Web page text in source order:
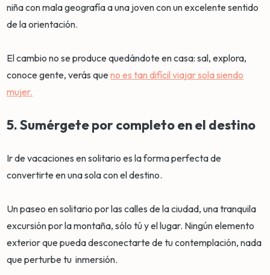
niña con mala geografía a una joven con un excelente sentido
de la orientación.
El cambio no se produce quedándote en casa: sal, explora,
conoce gente, verás queno es tan difícil viajar sola siendo
mujer.
5. Sumérgete por completo en el destino
Ir de vacaciones en solitario es la forma perfecta de
convertirte en una sola con el destino.
Un paseo en solitario por las calles de la ciudad, una tranquila
excursión por la montaña, sólo tú y el lugar. Ningún elemento
exterior que pueda desconectarte de tu contemplación, nada
que perturbe tu inmersión.